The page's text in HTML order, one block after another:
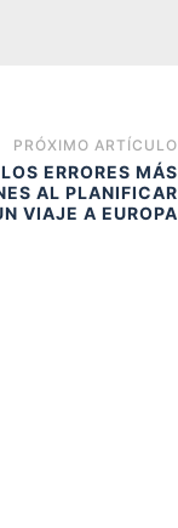
PRÓXIMO ARTÍCULO
ERRORES MÁS
AL PLANIFICAR
VIAJE A EUROPA